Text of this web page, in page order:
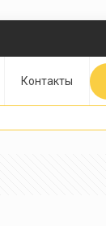
Контакты